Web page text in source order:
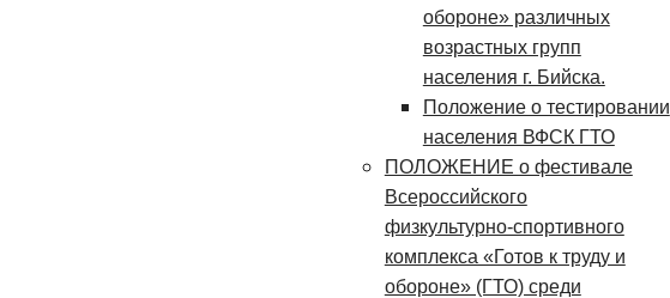
обороне» различных
возрастных групп
населения г. Бийска.
Положение о тестировании
населения ВФСК ГТО
ПОЛОЖЕНИЕ о фестивале
Всероссийского
физкультурно-спортивного
комплекса «Готов к труду и
обороне» (ГТО) среди